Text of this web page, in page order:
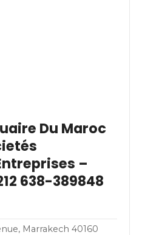
Du Maroc
–
638-389848
Marrakech 40160